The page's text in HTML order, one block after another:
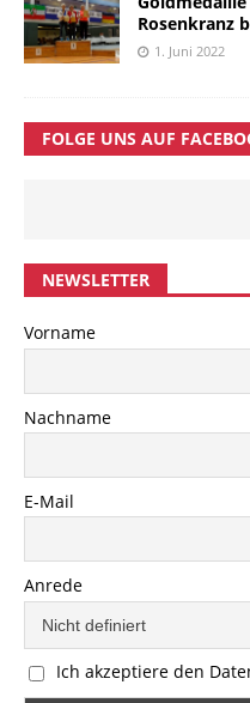
Rosenkranz
1. Juni 2022
FOLGE UNS AUF
NEWSLETTER
Vorname
Nachname
E-Mail
Anrede
Ich akzeptiere den